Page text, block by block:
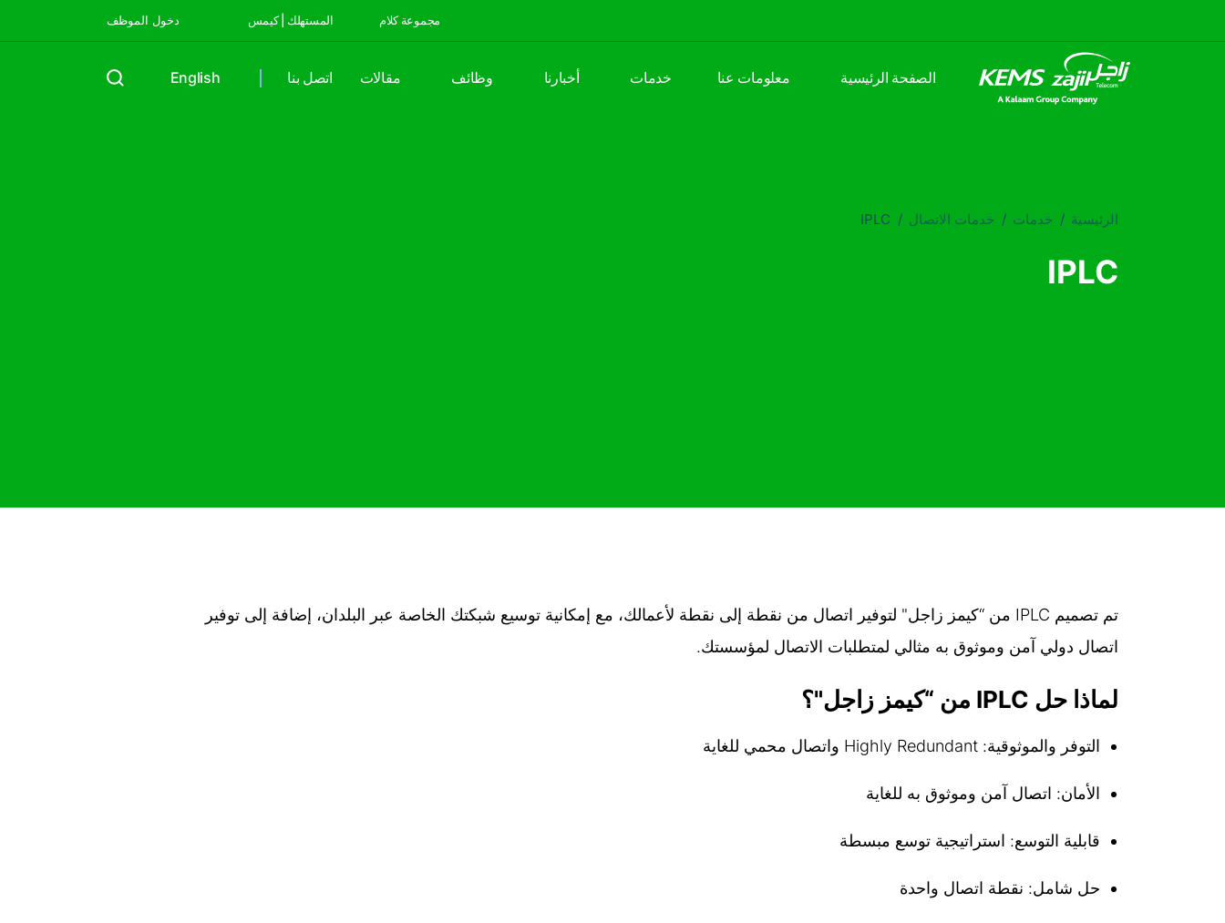
مجموعة كلام المستهلك | كيمس دخول الموظف
الصفحة الرئيسية معلومات عنا خدمات أخبارنا وظائف مقالات اتصل بنا English
الرئيسية خدمات خدمات الاتصال IPLC
IPLC
تم تصميم IPLC من “كيمز زاجل" لتوفير اتصال من نقطة إلى نقطة لأعمالك، مع إمكانية توسيع شبكتك الخاصة عبر البلدان، إضافة إلى توفير
اتصال دولي آمن وموثوق به مثالي لمتطلبات الاتصال لمؤسستك.
لماذا حل IPLC من “كيمز زاجل"؟
التوفر والموثوقية: Highly Redundant واتصال محمي للغاية
الأمان: اتصال آمن وموثوق به للغاية
قابلية التوسع: استراتيجية توسع مبسطة
حل شامل: نقطة اتصال واحدة